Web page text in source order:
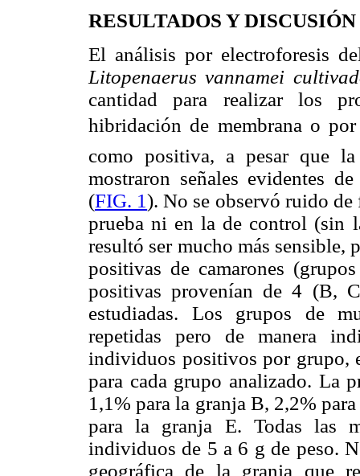
RESULTADOS Y DISCUSIÓN
El análisis por electroforesis
Litopenaerus vannamei
cantidad para realizar los
hibridación de membrana o
como positiva, a pesar que
mostraron señales evidentes
(FIG. 1). No se observó ruido
prueba ni en la de control (sin
resultó ser mucho más sensible,
positivas de camarones
positivas provenían de 4 (B,
estudiadas. Los grupos de
repetidas pero de manera
individuos positivos por grupo,
para cada grupo analizado. La
1,1% para la granja B, 2,2%
para la granja E. Todas las
individuos de 5 a 6 g de peso.
geográfica de la granja que